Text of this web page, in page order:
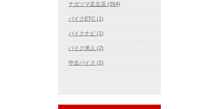
ナガツマ足立店 (354)
バイクETC (1)
バイクナビ (1)
バイク求人 (2)
中古バイク (2)